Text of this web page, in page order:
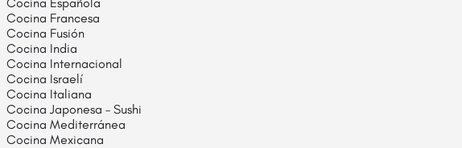
Cocina Francesa
Cocina Fusión
Cocina India
Cocina Internacional
Cocina Israelí
Cocina Italiana
Cocina Japonesa – Sushi
Cocina Mediterránea
Cocina Mexicana